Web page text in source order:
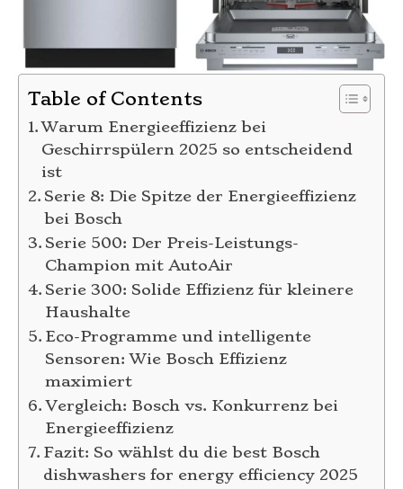
Table of Contents
Warum Energieeffizienz bei
Geschirrspülern 2025 so entscheidend
ist
Serie 8: Die Spitze der Energieeffizienz
bei Bosch
Serie 500: Der Preis-Leistungs-
Champion mit AutoAir
Serie 300: Solide Effizienz für kleinere
Haushalte
Eco-Programme und intelligente
Sensoren: Wie Bosch Effizienz
maximiert
Vergleich: Bosch vs. Konkurrenz bei
Energieeffizienz
Fazit: So wählst du die best Bosch
dishwashers for energy efficiency 2025